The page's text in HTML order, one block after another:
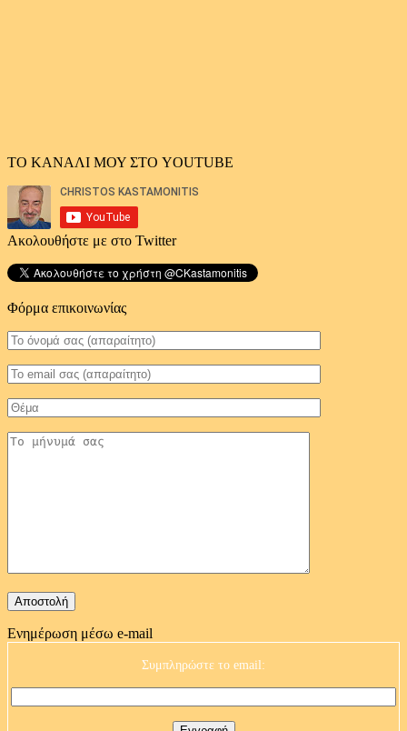
ΤΟ ΚΑΝΑΛΙ ΜΟΥ ΣΤΟ YOUTUBE
Ακολουθήστε με στο Twitter
Φόρμα επικοινωνίας
Ενημέρωση μέσω e-mail
Συμπληρώστε το email: